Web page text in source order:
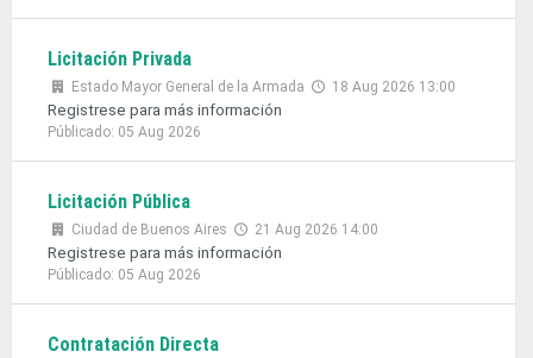
Licitación Privada
Estado Mayor General de la Armada 18 Aug 2026 13:00
Registrese para más información
Públicado: 05 Aug 2026
Licitación Pública
Ciudad de Buenos Aires 21 Aug 2026 14:00
Registrese para más información
Públicado: 05 Aug 2026
Contratación Directa